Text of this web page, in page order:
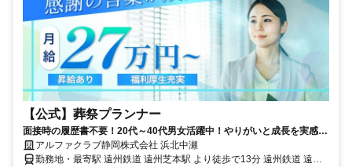
【公式】葬祭プランナー
面接時の履歴書不要！20代～40代男女活躍中！やりがいと成長を実感！
葬祭プランナーのお仕事！
アルファクラブ静岡株式会社 浜北中瀬
勤務地・最寄駅 遠州鉄道 遠州芝本駅 より徒歩で13分 遠州鉄道 遠州